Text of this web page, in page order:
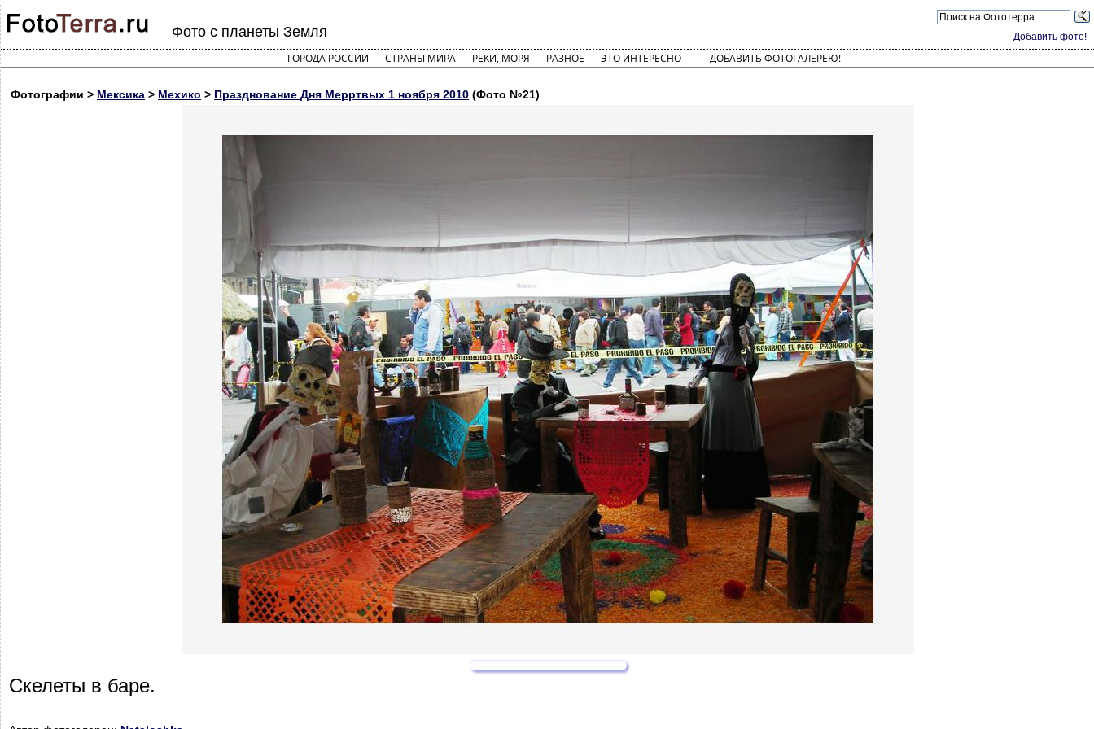
Добавить фото!
Фото с планеты Земля
ГОРОДА РОССИИ СТРАНЫ МИРА РЕКИ, МОРЯ РАЗНОЕ ЭТО ИНТЕРЕСНО ДОБАВИТЬ ФОТОГАЛЕРЕЮ!
Фотографии > Мексика > Мехико > Празднование Дня Мерртвых 1 ноября 2010 (Фото №21)
Скелеты в баре.